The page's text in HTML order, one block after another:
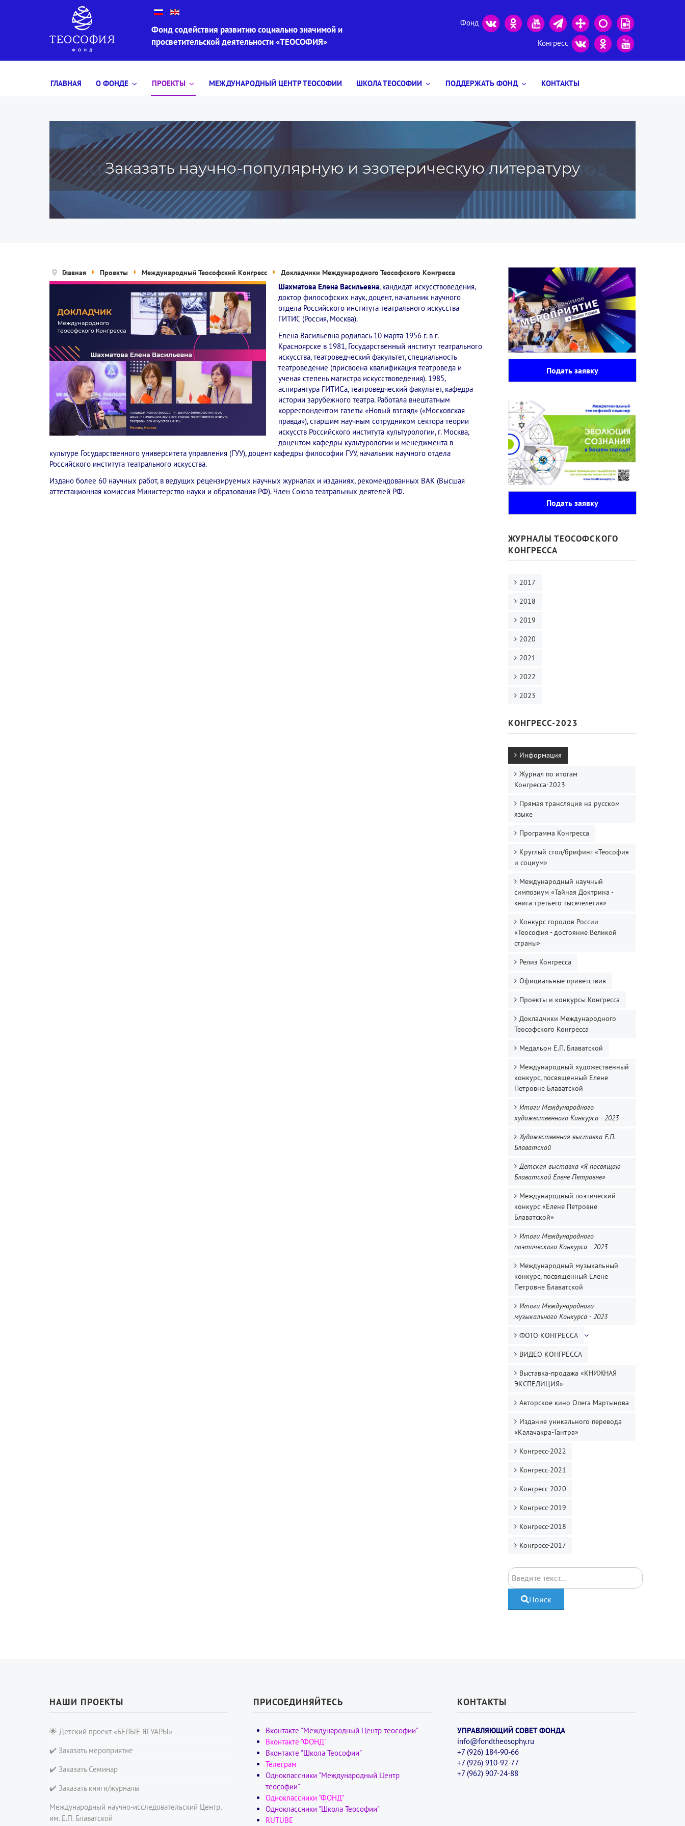
Фонд содействия развитию социально значимой и
просветительской деятельности «ТЕОСОФИЯ»
Фонд
Конгресс
ГЛАВНАЯ О ФОНДЕ ПРОЕКТЫ МЕЖДУНАРОДНЫЙ ЦЕНТР ТЕОСОФИИ ШКОЛА ТЕОСОФИИ ПОДДЕРЖАТЬ ФОНД КОНТАКТЫ
Главная Проекты Международный Теософский Конгресс Докладчики Международного Теософского Конгресса
Шахматова Елена Васильевна, кандидат искусствоведения,
доктор философских наук, доцент, начальник научного
отдела Российского института театрального искусства
ГИТИС (Россия, Москва).
Елена Васильевна родилась 10 марта 1956 г. в г.
Красноярске в 1981, Государственный институт театрального
искусства, театроведческий факультет, специальность
театроведение (присвоена квалификация театроведа и
ученая степень магистра искусствоведения). 1985,
аспирантура ГИТИСа, театроведческий факультет, кафедра
истории зарубежного театра. Работала внештатным
корреспондентом газеты «Новый взгляд» («Московская
правда»), старшим научным сотрудником сектора теории
искусств Российского института культурологии, г. Москва,
доцентом кафедры культурологии и менеджмента в
культуре Государственного университета управления (ГУУ), доцент кафедры философии ГУУ, начальник научного отдела
Российского института театрального искусства.
Издано более 60 научных работ, в ведущих рецензируемых научных журналах и изданиях, рекомендованных ВАК (Высшая
аттестационная комиссия Министерство науки и образования РФ). Член Союза театральных деятелей РФ.
Подать заявку
Подать заявку
ЖУРНАЛЫ ТЕОСОФСКОГО
КОНГРЕССА
2017
2018
2019
2020
2021
2022
2023
КОНГРЕСС-2023
Информация
Журнал по итогам
Конгресса-2023
Прямая трансляция на русском
языке
Программа Конгресса
Круглый стол/брифинг «Теософия
и социум»
Международный научный
симпозиум «Тайная Доктрина -
книга третьего тысячелетия»
Конкурс городов России
«Теософия - достояние Великой
страны»
Релиз Конгресса
Официальные приветствия
Проекты и конкурсы Конгресса
Докладчики Международного
Теософского Конгресса
Медальон Е.П. Блаватской
Международный художественный
конкурс, посвященный Елене
Петровне Блаватской
Итоги Международного
художественного Конкурса - 2023
Художественная выставка Е.П.
Блаватской
Детская выставка «Я посвящаю
Блаватской Елене Петровне»
Международный поэтический
конкурс «Елене Петровне
Блаватской»
Итоги Международного
поэтического Конкурса - 2023
Международный музыкальный
конкурс, посвященный Елене
Петровне Блаватской
Итоги Международного
музыкального Конкурса - 2023
ФОТО КОНГРЕССА
ВИДЕО КОНГРЕССА
Выставка-продажа «КНИЖНАЯ
ЭКСПЕДИЦИЯ»
Авторское кино Олега Мартынова
Издание уникального перевода
«Калачакра-Тантра»
Конгресс-2022
Конгресс-2021
Конгресс-2020
Конгресс-2019
Конгресс-2018
Конгресс-2017
Поиск
Поиск
НАШИ ПРОЕКТЫ
🌟 Детский проект «БЕЛЫЕ ЯГУАРЫ»
✔️ Заказать мероприятие
✔️ Заказать Семинар
✔️ Заказать книги/журналы
Международный научно-исследовательский Центр,
им. Е.П. Блаватской
ПРИСОЕДИНЯЙТЕСЬ
Вконтакте "Международный Центр теософии"
Вконтакте "ФОНД"
Вконтакте "Школа Теософии"
Телеграм
Одноклассники "Международный Центр
теософии"
Одноклассники "ФОНД"
Одноклассники "Школа Теософии"
RUTUBE
КОНТАКТЫ
УПРАВЛЯЮЩИЙ СОВЕТ ФОНДА
info@fondtheosophy.ru
+7 (926) 184-90-66
+7 (926) 910-92-77
+7 (962) 907-24-88